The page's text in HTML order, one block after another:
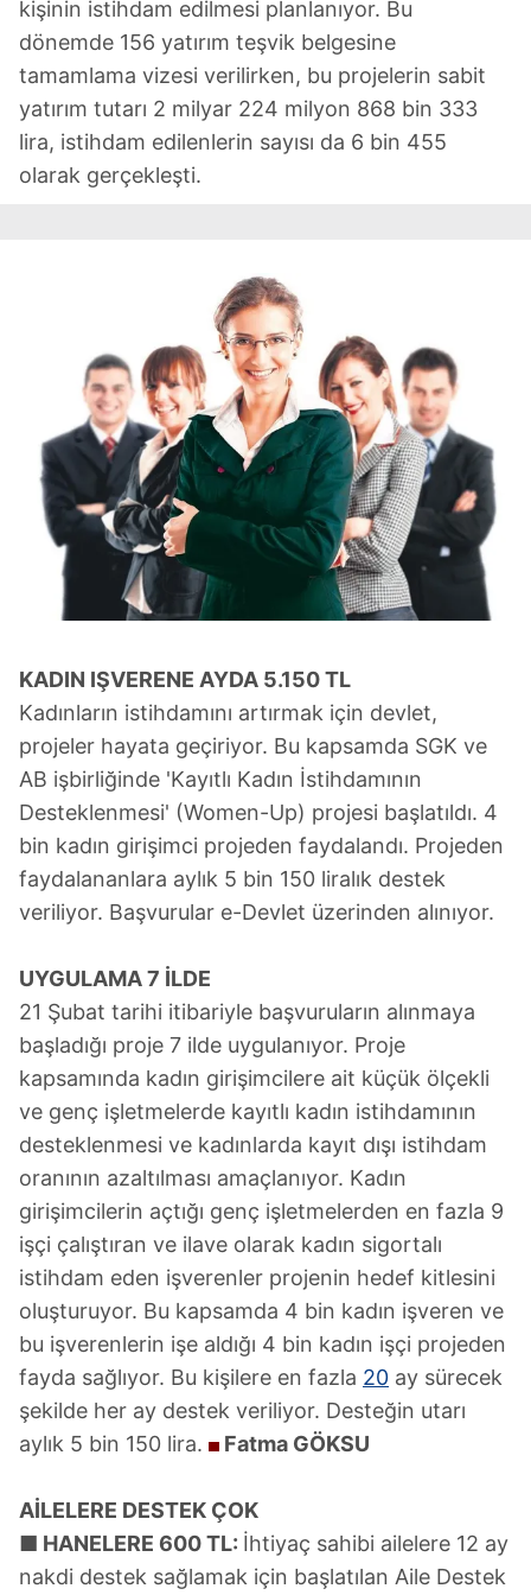
kişinin istihdam edilmesi planlanıyor. Bu
dönemde 156 yatırım teşvik belgesine
tamamlama vizesi verilirken, bu projelerin sabit
yatırım tutarı 2 milyar 224 milyon 868 bin 333
lira, istihdam edilenlerin sayısı da 6 bin 455
olarak gerçekleşti.
KADIN IŞVERENE AYDA 5.150 TL
Kadınların istihdamını artırmak için devlet,
projeler hayata geçiriyor. Bu kapsamda SGK ve
AB işbirliğinde 'Kayıtlı Kadın İstihdamının
Desteklenmesi' (Women-Up) projesi başlatıldı. 4
bin kadın girişimci projeden faydalandı. Projeden
faydalananlara aylık 5 bin 150 liralık destek
veriliyor. Başvurular e-Devlet üzerinden alınıyor.
UYGULAMA 7 İLDE
21 Şubat tarihi itibariyle başvuruların alınmaya
başladığı proje 7 ilde uygulanıyor. Proje
kapsamında kadın girişimcilere ait küçük ölçekli
ve genç işletmelerde kayıtlı kadın istihdamının
desteklenmesi ve kadınlarda kayıt dışı istihdam
oranının azaltılması amaçlanıyor. Kadın
girişimcilerin açtığı genç işletmelerden en fazla 9
işçi çalıştıran ve ilave olarak kadın sigortalı
istihdam eden işverenler projenin hedef kitlesini
oluşturuyor. Bu kapsamda 4 bin kadın işveren ve
bu işverenlerin işe aldığı 4 bin kadın işçi projeden
fayda sağlıyor. Bu kişilere en fazla 20 ay sürecek
şekilde her ay destek veriliyor. Desteğin utarı
aylık 5 bin 150 lira.
Fatma GÖKSU
AİLELERE DESTEK ÇOK
■ HANELERE 600 TL: İhtiyaç sahibi ailelere 12 ay
nakdi destek sağlamak için başlatılan Aile Destek